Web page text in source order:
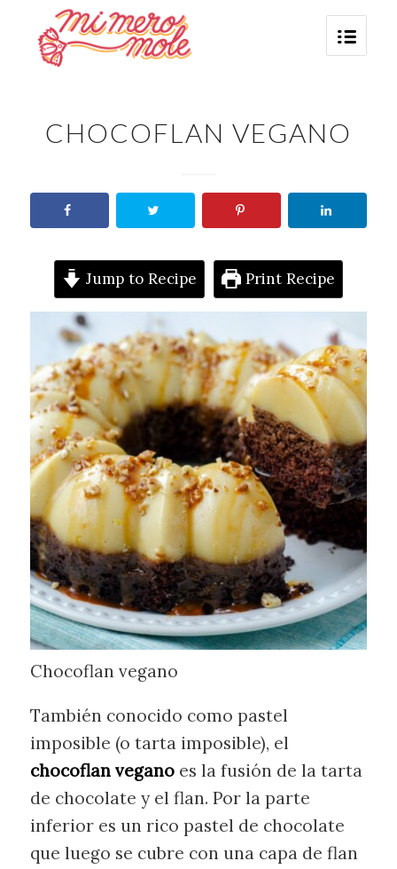
CHOCOFLAN VEGANO
Jump to Recipe Print Recipe
Chocoflan vegano
También conocido como pastel
imposible (o tarta imposible), el
chocoflan veganoes la fusión de la tarta
de chocolate y el flan. Por la parte
inferior es un rico pastel de chocolate
que luego se cubre con una capa de flan